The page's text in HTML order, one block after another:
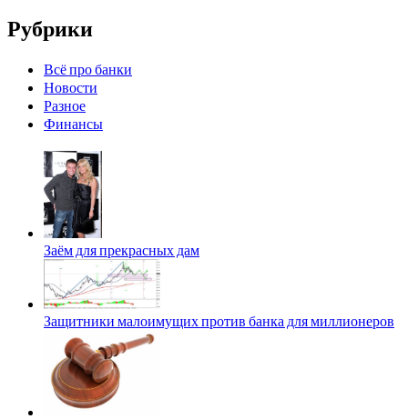
Рубрики
Всё про банки
Новости
Разное
Финансы
Заём для прекрасных дам
Защитники малоимущих против банка для миллионеров